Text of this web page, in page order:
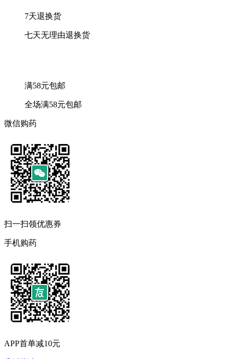
7天退换货
七天无理由退换货
满58元包邮
全场满58元包邮
微信购药
扫一扫领优惠券
手机购药
APP首单减10元